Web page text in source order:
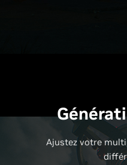
Ajustez votre